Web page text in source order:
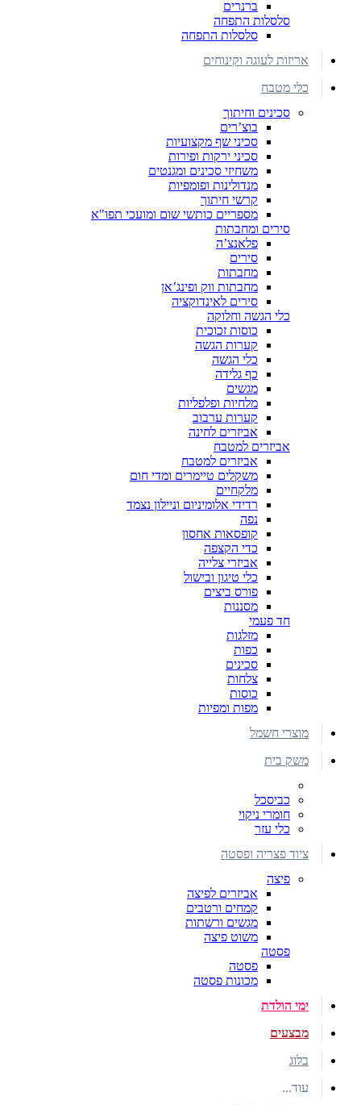
ברנרים
סלסלות התפחה
סלסלות התפחה
אריזות לעוגה וקינוחים
כלי מטבח
סכינים וחיתוך
בוצ’רים
סכיני שף מקצועיות
סכיני ירקות ופירות
משחיזי סכינים ומגנטים
מנדולינות ופומפיות
קרשי חיתוך
מספריים כותשי שום ומועכי תפו"א
סירים ומחבתות
פלאנצ’ה
סירים
מחבתות
מחבתות ווק ופינג’אן
סירים לאינדוקציה
כלי הגשה וחלוקה
כוסות זכוכית
קערות הגשה
כלי הגשה
כף גלידה
מגשים
מלחיות ופלפליות
קערות ערבוב
אביזרים לחינה
אביזרים למטבח
אביזרים למטבח
משקלים טיימרים ומדי חום
מלקחיים
רדידי אלומיניום וניילון נצמד
נפה
קופסאות אחסון
כדי הקצפה
אביזרי צלייה
כלי טיגון ובישול
פורס ביצים
מסננות
חד פעמי
מזלגות
כפות
סכינים
צלחות
כוסות
מפות ומפיות
מוצרי חשמל
משק בית
כביסכל
חומרי ניקוי
כלי עזר
ציוד פצריה ופסטה
פיצה
אביזרים לפיצה
קמחים ורטבים
מגשים ורשתות
משוט פיצה
פסטה
פסטה
מכונות פסטה
ימי הולדת
מבצעים
בלוג
עוד...